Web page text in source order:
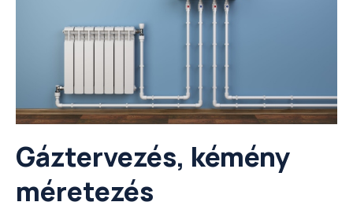
Gáztervezés, kémény
méretezés